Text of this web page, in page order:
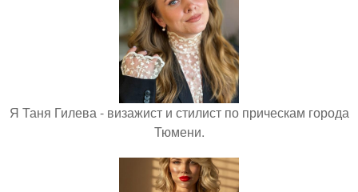
Я Таня Гилева - визажист и стилист по прическам города
Тюмени.